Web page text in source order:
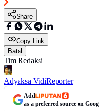
Share
Copy Link
Batal
Tim Redaksi
Adyaksa VidiReporter
Add
as a preferred source on